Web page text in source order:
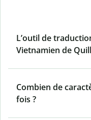
L’outil de
Vietnamien de
Combien de
fois ?